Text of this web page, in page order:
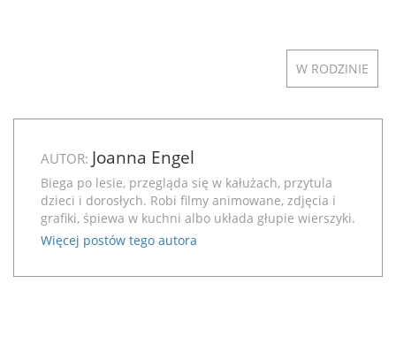
W RODZINIE
AUTOR: Joanna Engel
Biega po lesie, przegląda się w kałużach, przytula
dzieci i dorosłych. Robi filmy animowane, zdjęcia i
grafiki, śpiewa w kuchni albo układa głupie wierszyki.
Więcej postów tego autora